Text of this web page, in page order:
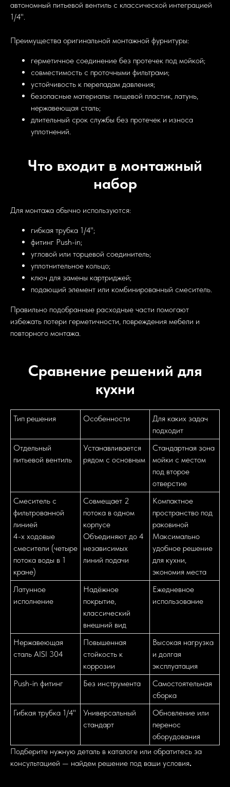
автономный питьевой вентиль с классической интеграцией
1/4".
Преимущества оригинальной монтажной фурнитуры:
герметичное соединение без протечек под мойкой;
совместимость с проточными фильтрами;
устойчивость к перепадам давления;
безопасные материалы: пищевой пластик, латунь,
нержавеющая сталь;
длительный срок службы без протечек и износа
уплотнений.
Что входит в монтажный
набор
Для монтажа обычно используются:
гибкая трубка 1/4";
фитинг Push-in;
угловой или торцевой соединитель;
уплотнительное кольцо;
ключ для замены картриджей;
подающий элемент или комбинированный смеситель.
Правильно подобранные расходные части помогают
избежать потери герметичности, повреждения мебели и
повторного монтажа.
Сравнение решений для
кухни
Тип решения Особенности
Для каких задач
подходит
Отдельный
питьевой вентиль
Устанавливается
рядом с основным
Стандартная зона
мойки с местом
под второе
отверстие
Смеситель с
фильтрованной
линией
4-х ходовые
смесители (четыре
потока воды в 1
кране)
Совмещает 2
потока в одном
корпусе
Объединяют до 4
независимых
линий подачи
Компактное
пространство под
раковиной
Максимально
удобное решение
для кухни,
экономия места
Латунное
исполнение
Надёжное
покрытие,
классический
внешний вид
Ежедневное
использование
Нержавеющая
сталь AISI 304
Повышенная
стойкость к
коррозии
Высокая нагрузка
и долгая
эксплуатация
Push-in фитинг
Без инструмента
Самостоятельная
сборка
Гибкая трубка 1/4"
Универсальный
стандарт
Обновление или
перенос
оборудования
Подберите нужную деталь в каталоге или обратитесь за
консультацией — найдем решение под ваши условия.
Сделано в MF Media Land